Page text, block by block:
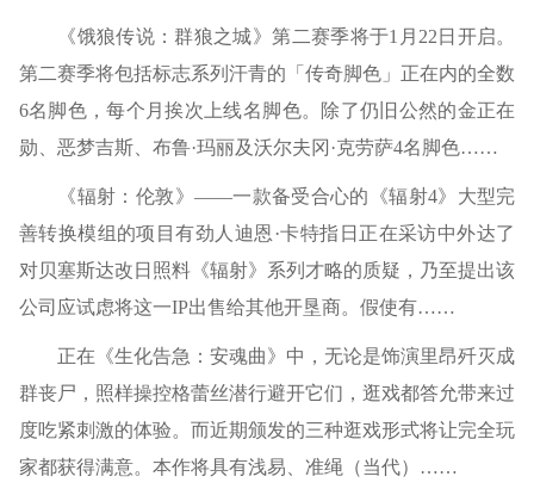
《饿狼传说：群狼之城》第二赛季将于1月22日开启。
第二赛季将包括标志系列汗青的「传奇脚色」正在内的全数
6名脚色，每个月挨次上线名脚色。除了仍旧公然的金正在
勋、恶梦吉斯、布鲁·玛丽及沃尔夫冈·克劳萨4名脚色……
《辐射：伦敦》——一款备受合心的《辐射4》大型完
善转换模组的项目有劲人迪恩·卡特指日正在采访中外达了
对贝塞斯达改日照料《辐射》系列才略的质疑，乃至提出该
公司应试虑将这一IP出售给其他开垦商。假使有……
正在《生化告急：安魂曲》中，无论是饰演里昂歼灭成
群丧尸，照样操控格蕾丝潜行避开它们，逛戏都答允带来过
度吃紧刺激的体验。而近期颁发的三种逛戏形式将让完全玩
家都获得满意。本作将具有浅易、准绳（当代）……